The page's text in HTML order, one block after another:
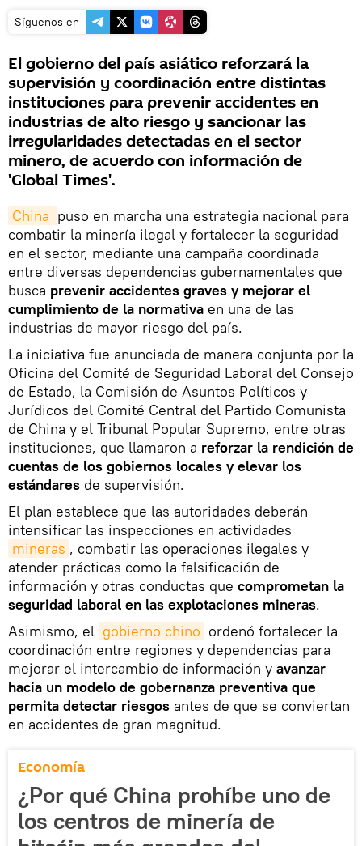
Síguenos en
El gobierno del país asiático reforzará la
supervisión y coordinación entre distintas
instituciones para prevenir accidentes en
industrias de alto riesgo y sancionar las
irregularidades detectadas en el sector
minero, de acuerdo con información de
'Global Times'.
China puso en marcha una estrategia nacional para
combatir la minería ilegal y fortalecer la seguridad
en el sector, mediante una campaña coordinada
entre diversas dependencias gubernamentales que
busca prevenir accidentes graves y mejorar el
cumplimiento de la normativa en una de las
industrias de mayor riesgo del país.
La iniciativa fue anunciada de manera conjunta por la
Oficina del Comité de Seguridad Laboral del Consejo
de Estado, la Comisión de Asuntos Políticos y
Jurídicos del Comité Central del Partido Comunista
de China y el Tribunal Popular Supremo, entre otras
instituciones, que llamaron a reforzar la rendición de
cuentas de los gobiernos locales y elevar los
estándares de supervisión.
El plan establece que las autoridades deberán
intensificar las inspecciones en actividades
mineras , combatir las operaciones ilegales y
atender prácticas como la falsificación de
información y otras conductas que comprometan la
seguridad laboral en las explotaciones mineras.
Asimismo, el gobierno chino ordenó fortalecer la
coordinación entre regiones y dependencias para
mejorar el intercambio de información y avanzar
hacia un modelo de gobernanza preventiva que
permita detectar riesgos antes de que se conviertan
en accidentes de gran magnitud.
Economía
¿Por qué China prohíbe uno de
los centros de minería de